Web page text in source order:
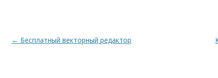
Навигация по записям
← Бесплатный векторный редактор